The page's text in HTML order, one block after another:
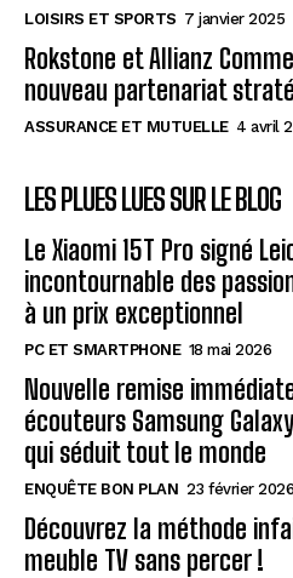
LOISIRS ET SPORTS 7 janvier 2025
Rokstone et Allianz
nouveau partenariat
ASSURANCE ET MUTUELLE 4 avril
LES PLUES LUES SUR LE BLOG
Le Xiaomi 15T Pro signé
incontournable des
à un prix exceptionnel
PC ET SMARTPHONE 18 mai 2026
Nouvelle remise
écouteurs Samsung
qui séduit tout le monde
ENQUÊTE BON PLAN 23 février 2026
Découvrez la méthode
meuble TV sans percer !